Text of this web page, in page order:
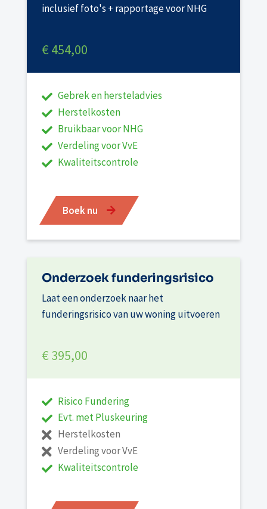
inclusief foto's + rapportage voor NHG
€ 454,00
Gebrek en hersteladvies
Herstelkosten
Bruikbaar voor NHG
Verdeling voor VvE
Kwaliteitscontrole
Boek nu
Onderzoek funderingsrisico
Laat een onderzoek naar het
funderingsrisico van uw woning uitvoeren
€ 395,00
Risico Fundering
Evt. met Pluskeuring
Herstelkosten
Verdeling voor VvE
Kwaliteitscontrole